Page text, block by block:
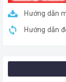
Hướng dẫn
Hướng dẫn